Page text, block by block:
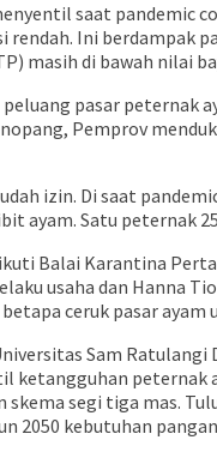
saat pandemic
Ini berdampak
masih di bawah nilai
pasar peternak
Pemprov
izin. Di saat
ayam. Satu peternak
Balai Karantina
usaha dan Hanna
ceruk pasar ayam
Sam Ratulangi
ketangguhan peternak
skema segi tiga mas.
2050 kebutuhan